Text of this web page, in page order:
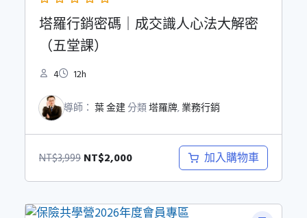
塔羅行銷密碼｜成交識人心法大解密
（五堂課）
4 12h
導師： 葉 金建分類塔羅牌, 業務行銷
NT$3,999 原
格：
NT$2,000目
格：
加入購物車